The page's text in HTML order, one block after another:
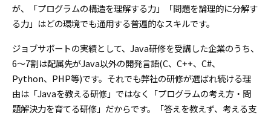
が、「プログラムの構造を理解する力」「問題を論理的に分解す
る力」はどの環境でも通用する普遍的なスキルです。
ジョブサポートの実績として、Java研修を受講した企業のうち、
6〜7割は配属先がJava以外の開発言語(C、C++、C#、
Python、PHP等)です。それでも弊社の研修が選ばれ続ける理
由は「Javaを教える研修」ではなく「プログラムの考え方・問
題解決力を育てる研修」だからです。「答えを教えず、考える支